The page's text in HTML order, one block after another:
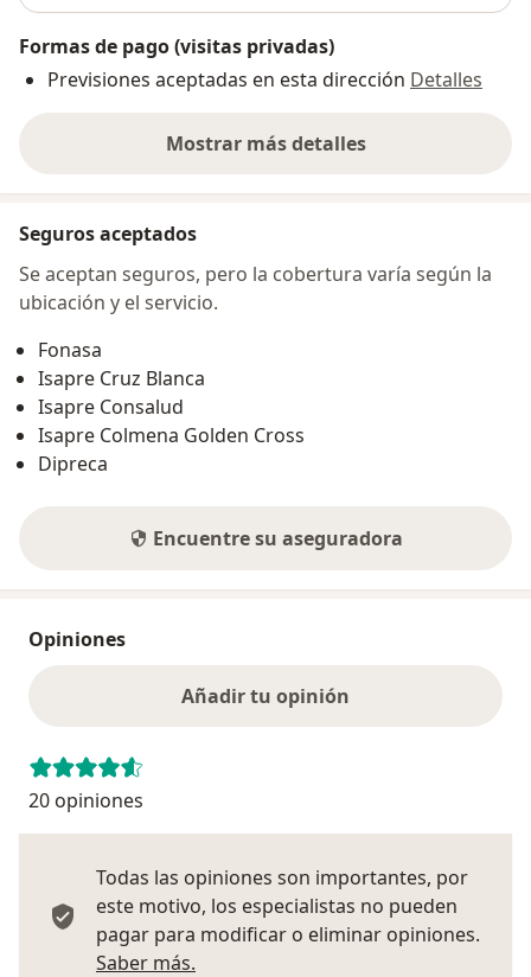
Formas de pago (visitas privadas)
Previsiones aceptadas en esta dirección Detalles
Mostrar más detalles
sobre la dirección
Seguros aceptados
Se aceptan seguros, pero la cobertura varía según la
ubicación y el servicio.
Fonasa
Isapre Cruz Blanca
Isapre Consalud
Isapre Colmena Golden Cross
Dipreca
Encuentre su aseguradora
Opiniones
Añadir tu opinión
20 opiniones
Todas las opiniones son importantes, por
este motivo, los especialistas no pueden
pagar para modificar o eliminar opiniones.
Saber más.